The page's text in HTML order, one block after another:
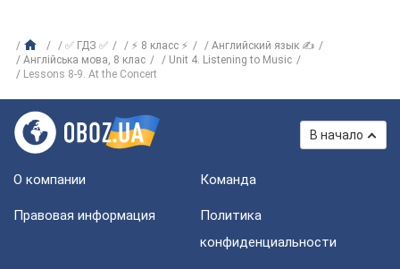
✅ ГДЗ ✅ ⚡ 8 класс ⚡
Английский язык ✍
Англiйська мова, 8 клас
Unit 4. Listening to Music
Lessons 8-9. At the Concert
В начало
О компании Команда
Правовая информация
Политика
конфиденциальности